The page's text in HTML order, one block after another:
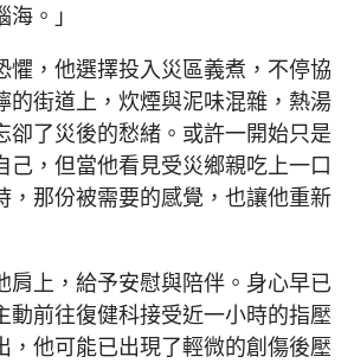
。」
懼，他選擇投入災區義煮，不停協
的街道上，炊煙與泥味混雜，熱湯
卻了災後的愁緒。或許一開始只是
己，但當他看見受災鄉親吃上一口
，那份被需要的感覺，也讓他重新
肩上，給予安慰與陪伴。身心早已
動前往復健科接受近一小時的指壓
，他可能已出現了輕微的創傷後壓